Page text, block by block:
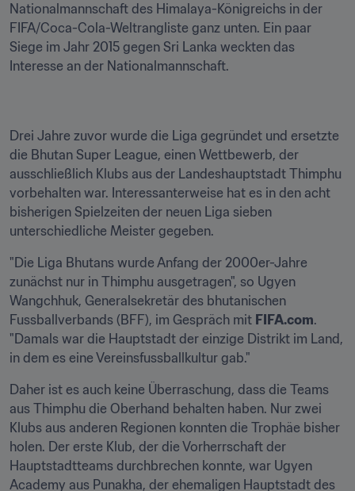
Nationalmannschaft des Himalaya-Königreichs in der
FIFA/Coca-Cola-Weltrangliste ganz unten. Ein paar
Siege im Jahr 2015 gegen Sri Lanka weckten das
Interesse an der Nationalmannschaft.
Drei Jahre zuvor wurde die Liga gegründet und ersetzte
die Bhutan Super League, einen Wettbewerb, der
ausschließlich Klubs aus der Landeshauptstadt Thimphu
vorbehalten war. Interessanterweise hat es in den acht
bisherigen Spielzeiten der neuen Liga sieben
unterschiedliche Meister gegeben.
"Die Liga Bhutans wurde Anfang der 2000er-Jahre
zunächst nur in Thimphu ausgetragen", so Ugyen
Wangchhuk, Generalsekretär des bhutanischen
Fussballverbands (BFF), im Gespräch mit FIFA.com.
"Damals war die Hauptstadt der einzige Distrikt im Land,
in dem es eine Vereinsfussballkultur gab."
Daher ist es auch keine Überraschung, dass die Teams
aus Thimphu die Oberhand behalten haben. Nur zwei
Klubs aus anderen Regionen konnten die Trophäe bisher
holen. Der erste Klub, der die Vorherrschaft der
Hauptstadtteams durchbrechen konnte, war Ugyen
Academy aus Punakha, der ehemaligen Hauptstadt des